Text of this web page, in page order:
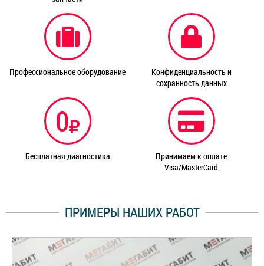
Профессиональное оборудование
Конфиденциальность и
сохранность данных
0
Бесплатная диагностика
Принимаем к оплате
Visa/MasterCard
ПРИМЕРЫ НАШИХ РАБОТ